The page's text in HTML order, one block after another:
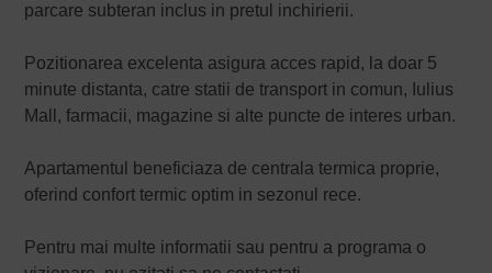
parcare subteran inclus in pretul inchirierii.
Pozitionarea excelenta asigura acces rapid, la doar 5
minute distanta, catre statii de transport in comun, Iulius
Mall, farmacii, magazine si alte puncte de interes urban.
Apartamentul beneficiaza de centrala termica proprie,
oferind confort termic optim in sezonul rece.
Pentru mai multe informatii sau pentru a programa o